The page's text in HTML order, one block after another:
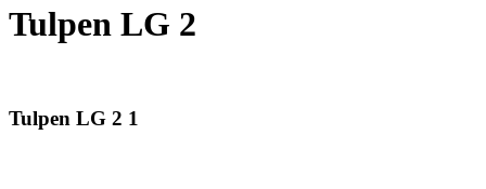
Tulpen LG 2
Tulpen LG 2 1